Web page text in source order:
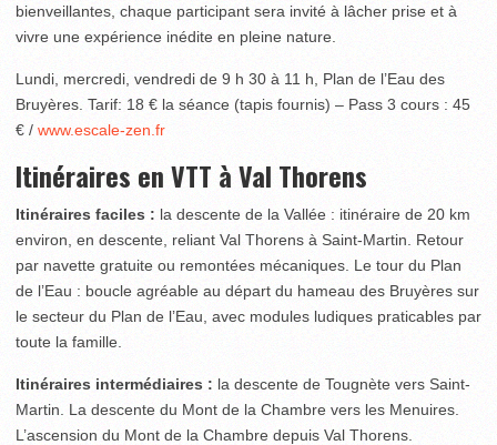
bienveillantes, chaque participant sera invité à lâcher prise et à
vivre une expérience inédite en pleine nature.
Lundi, mercredi, vendredi de 9 h 30 à 11 h, Plan de l’Eau des
Bruyères. Tarif: 18 € la séance (tapis fournis) – Pass 3 cours : 45
€ / www.escale-zen.fr
Itinéraires en VTT à Val Thorens
Itinéraires faciles : la descente de la Vallée : itinéraire de 20 km
environ, en descente, reliant Val Thorens à Saint-Martin. Retour
par navette gratuite ou remontées mécaniques. Le tour du Plan
de l’Eau : boucle agréable au départ du hameau des Bruyères sur
le secteur du Plan de l’Eau, avec modules ludiques praticables par
toute la famille.
Itinéraires intermédiaires : la descente de Tougnète vers Saint-
Martin. La descente du Mont de la Chambre vers les Menuires.
L’ascension du Mont de la Chambre depuis Val Thorens.